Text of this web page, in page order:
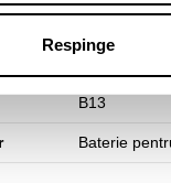
Respinge
B13
Baterie